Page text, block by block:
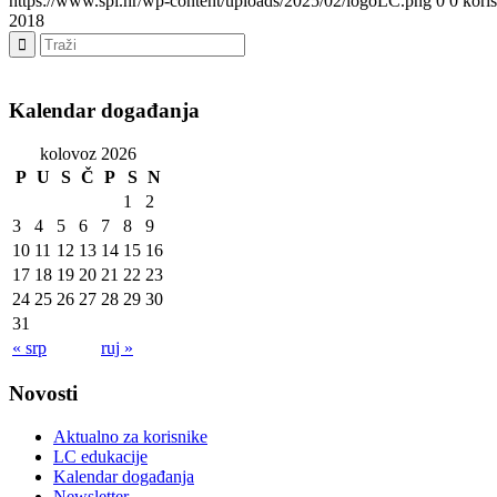
2018
Kalendar događanja
kolovoz 2026
P U S Č P S N
1
2
3
4 5 6 7 8
9
10 11 12 13 14 15 16
17 18 19 20 21 22 23
24 25 26 27 28 29 30
31
« srp
ruj »
Novosti
Aktualno za korisnike
LC edukacije
Kalendar događanja